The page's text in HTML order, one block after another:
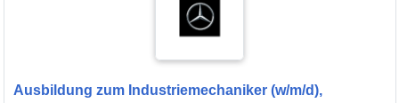
Ausbildung zum Industriemechaniker (w/m/d),